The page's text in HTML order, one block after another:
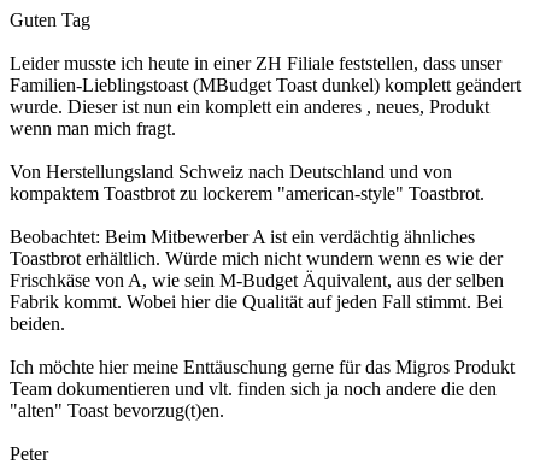
Guten Tag
Leider musste ich heute in einer ZH Filiale feststellen, dass unser
Familien-Lieblingstoast (MBudget Toast dunkel) komplett geändert
wurde. Dieser ist nun ein komplett ein anderes , neues, Produkt
wenn man mich fragt.
Von Herstellungsland Schweiz nach Deutschland und von
kompaktem Toastbrot zu lockerem "american-style" Toastbrot.
Beobachtet: Beim Mitbewerber A ist ein verdächtig ähnliches
Toastbrot erhältlich. Würde mich nicht wundern wenn es wie der
Frischkäse von A, wie sein M-Budget Äquivalent, aus der selben
Fabrik kommt. Wobei hier die Qualität auf jeden Fall stimmt. Bei
beiden.
Ich möchte hier meine Enttäuschung gerne für das Migros Produkt
Team dokumentieren und vlt. finden sich ja noch andere die den
"alten" Toast bevorzug(t)en.
Peter